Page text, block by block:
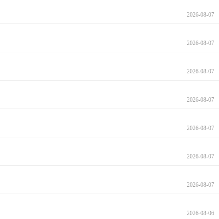
2026-08-07
2026-08-07
2026-08-07
2026-08-07
2026-08-07
2026-08-07
2026-08-07
2026-08-06